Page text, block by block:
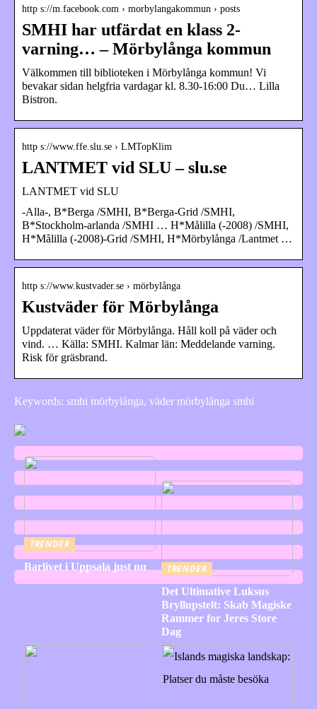
http s://m.facebook.com › morbylangakommun › posts
SMHI har utfärdat en klass 2-
varning… – Mörbylånga kommun
Välkommen till biblioteken i Mörbylånga kommun! Vi
bevakar sidan helgfria vardagar kl. 8.30-16:00 Du… Lilla
Bistron.
http s://www.ffe.slu.se › LMTopKlim
LANTMET vid SLU – slu.se
LANTMET vid SLU
-Alla-, B*Berga /SMHI, B*Berga-Grid /SMHI,
B*Stockholm-arlanda /SMHI … H*Målilla (-2008) /SMHI,
H*Målilla (-2008)-Grid /SMHI, H*Mörbylånga /Lantmet …
http s://www.kustvader.se › mörbylånga
Kustväder för Mörbylånga
Uppdaterat väder för Mörbylånga. Håll koll på väder och
vind. … Källa: SMHI. Kalmar län: Meddelande varning.
Risk för gräsbrand.
Keywords: smhi mörbylånga, väder mörbylånga smhi
TRENDER
Barlivet i Uppsala just nu
TRENDER
Det Ultimative Luksus
Bryllupstelt: Skab Magiske
Rammer for Jeres Store
Dag